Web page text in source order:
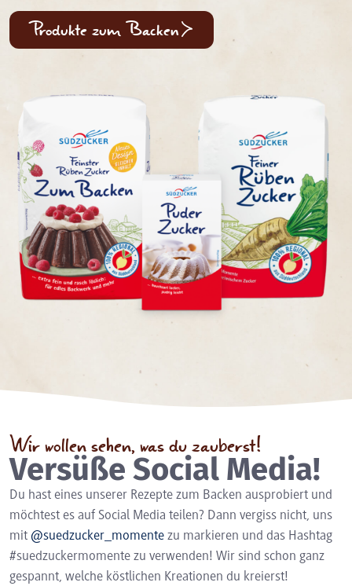
Produkte zum Backen
Wir wollen sehen, was du zauberst!
Versüße Social Media!
Du hast eines unserer Rezepte zum Backen ausprobiert und
möchtest es auf Social Media teilen? Dann vergiss nicht, uns
mit @suedzucker_momente zu markieren und das Hashtag
#suedzuckermomente zu verwenden! Wir sind schon ganz
gespannt, welche köstlichen Kreationen du kreierst!